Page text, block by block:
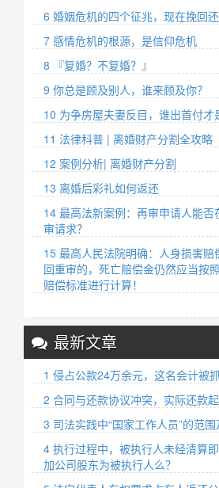
6 婚姻危机的四个征兆，现在挽回
7 感情危机的根源，是信仰危机
8 『复婚？不复婚？』
9 你总是顾及别人，谁来顾及你？ ​
10 为争房屋夫妻反目，谁出首付才
11 法律科普 | 离婚财产分割全攻略
12 案例分析| 离婚财产分割
13 离婚后彩礼如何返还
14 最高法新案例：再审申请人能
审请求？
15 最高人民法院明确：人身损害赔
回重审的，死亡赔偿金仍然应当按
赔偿标准进行计算！
最新文章
1 侵占公款24万余元，这名会计被抓
2 合同与还款协议冲突，实际还款
3 司法实践中“国家工作人员”的范
4 执行过程中，被执行人未经清算
加公司股东为被执行人么？